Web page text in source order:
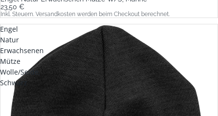
23,50 €
Inkl. Steuern. Versandkosten werden beim Checkout berechnet.
Engel
Natur
Erwachsenen
Mütze
Wolle/Seide,
Schwarz